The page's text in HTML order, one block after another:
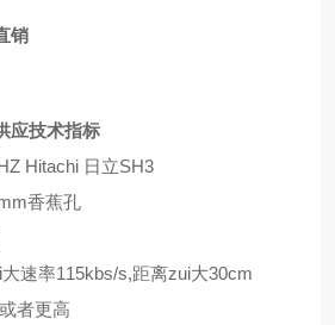
销
应技术指标
Hitachi 日立SH3
香蕉孔
速率115kbs/s,距离zui大30cm
或者更高